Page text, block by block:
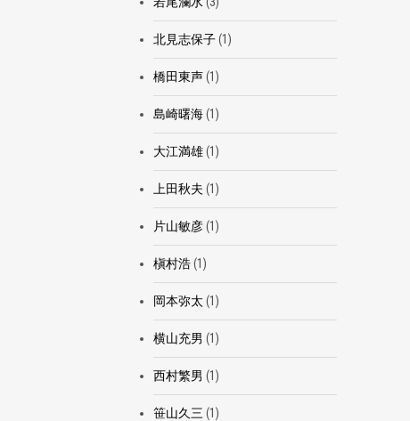
北見志保子(1)
橋田東声(1)
島崎曙海(1)
大江満雄(1)
上田秋夫 (1)
片山敏彦(1)
槇村浩(1)
岡本弥太 (1)
横山充男 (1)
西村繁男 (1)
笹山久三 (1)